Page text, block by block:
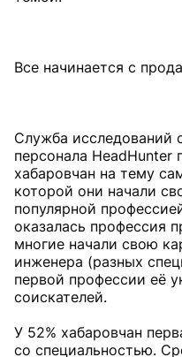
Все начинается с
Служба исследований
персонала HeadHunter
хабаровчан на тему
которой они начали
популярной
оказалась профессия
многие начали свою
инженера (разных
первой профессии её
соискателей.
У 52% хабаровчан
со специальностью.